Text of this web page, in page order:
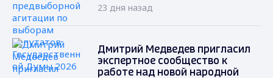
23 дня назад
Дмитрий Медведев пригласил
экспертное сообщество к
работе над новой народной